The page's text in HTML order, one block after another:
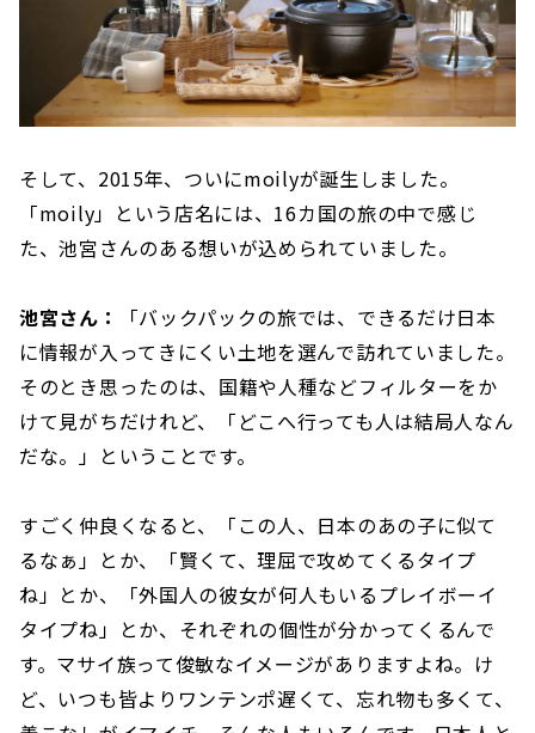
そして、2015年、ついにmoilyが誕生しました。
「moily」という店名には、16カ国の旅の中で感じ
た、池宮さんのある想いが込められていました。
池宮さん：
「バックパックの旅では、できるだけ日本
に情報が入ってきにくい土地を選んで訪れていました。
そのとき思ったのは、国籍や人種などフィルターをか
けて見がちだけれど、「どこへ行っても人は結局人なん
だな。」ということです。
すごく仲良くなると、「この人、日本のあの子に似て
るなぁ」とか、「賢くて、理屈で攻めてくるタイプ
ね」とか、「外国人の彼女が何人もいるプレイボーイ
タイプね」とか、それぞれの個性が分かってくるんで
す。マサイ族って俊敏なイメージがありますよね。け
ど、いつも皆よりワンテンポ遅くて、忘れ物も多くて、